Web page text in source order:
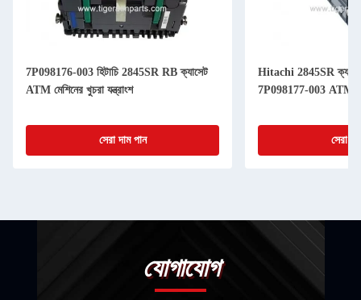
7P098176-003 হিটাচি 2845SR RB ক্যাসেট
ATM মেশিনের খুচরা যন্ত্রাংশ
সেরা দাম পান
Hitachi 2845SR ক্যাসেট
7P098177-003 ATM
সেরা
যোগাযোগ